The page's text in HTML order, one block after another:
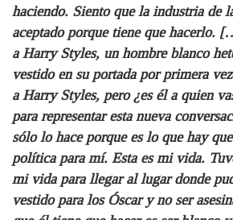
haciendo. Siento que la industria de
aceptado porque tiene que hacerlo.
a Harry Styles, un hombre blanco
vestido en su portada por primera
a Harry Styles, pero ¿es él a quien
para representar esta nueva
sólo lo hace porque es lo que hay
política para mí. Esta es mi vida.
mi vida para llegar al lugar donde
vestido para los Óscar y no ser